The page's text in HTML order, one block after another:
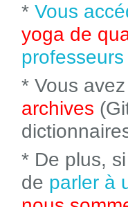
* Vous
yoga de
* Vous avez
archives
* De plus,
de parler à